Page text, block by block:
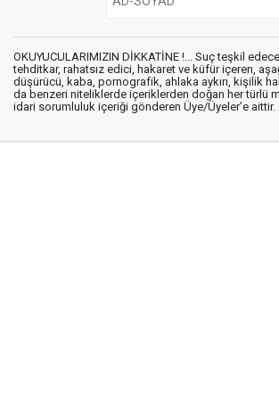
OKUYUCULARIMIZIN DİKKATİNE !... Suç teşkil
tehditkar, rahatsız edici, hakaret ve küfür içeren,
düşürücü, kaba, pornografik, ahlaka aykırı, kişilik
da benzeri niteliklerde içeriklerden doğan her türlü
idari sorumluluk içeriği gönderen Üye/Üyeler’e aittir.